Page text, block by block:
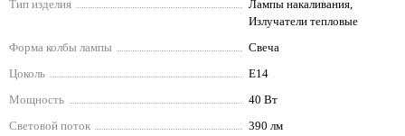
Тип изделия
Лампы накаливания,
Излучатели тепловые
Форма колбы лампы
Свеча
Цоколь
E14
Мощность
40 Вт
Световой поток
390 лм